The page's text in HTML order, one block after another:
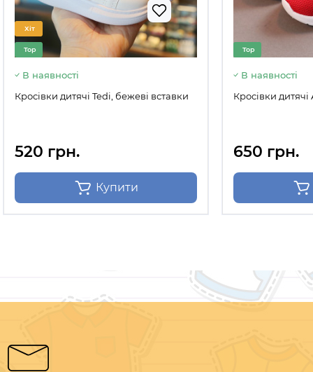
Хіт
Top
В наявності
Кросівки дитячі Tedi, бежеві вставки
520 грн.
Купити
Top
В наявності
Кросівки дитячі
650 грн.